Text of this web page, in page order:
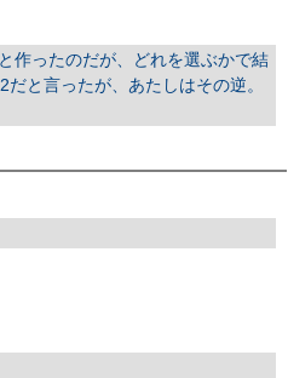
作ったのだが、どれを選ぶかで結
と言ったが、あたしはその逆。